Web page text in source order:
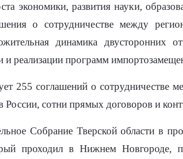
экономики, развития науки,
о сотрудничестве между
динамика двусторонних
реализации программ
255 соглашений о сотрудничестве
России, сотни прямых договоров и
Собрание Тверской области в
проходил в Нижнем Новгороде,